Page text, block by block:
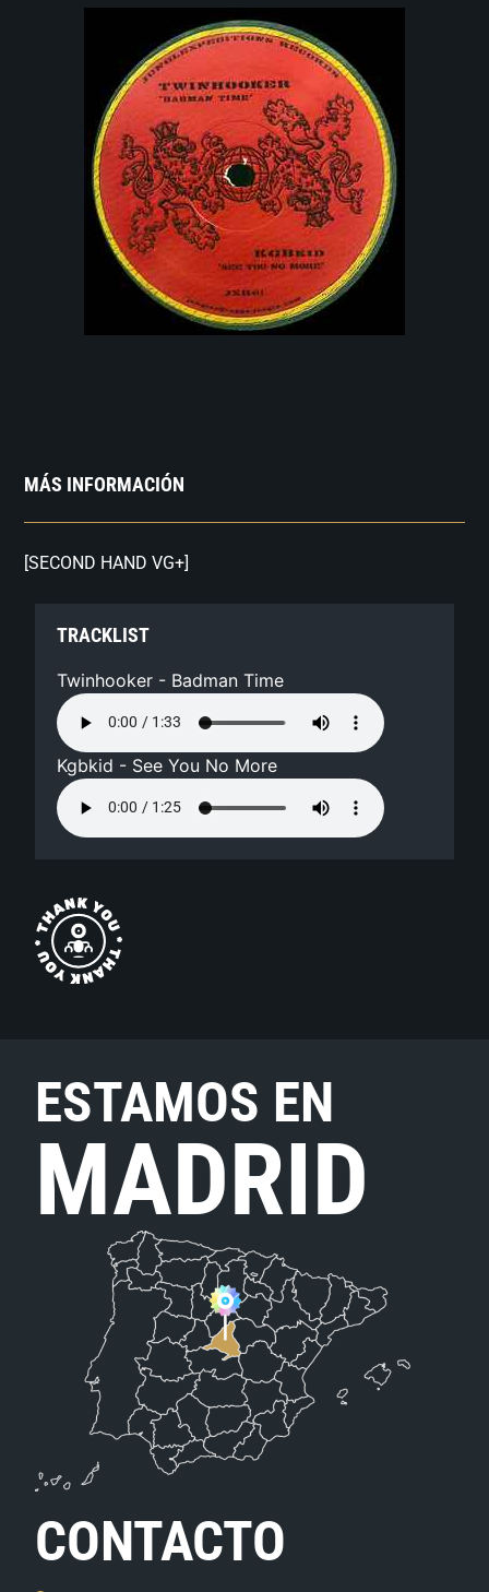
MÁS INFORMACIÓN
[SECOND HAND VG+]
TRACKLIST
Twinhooker - Badman Time
Kgbkid - See You No More
ESTAMOS EN
MADRID
CONTACTO